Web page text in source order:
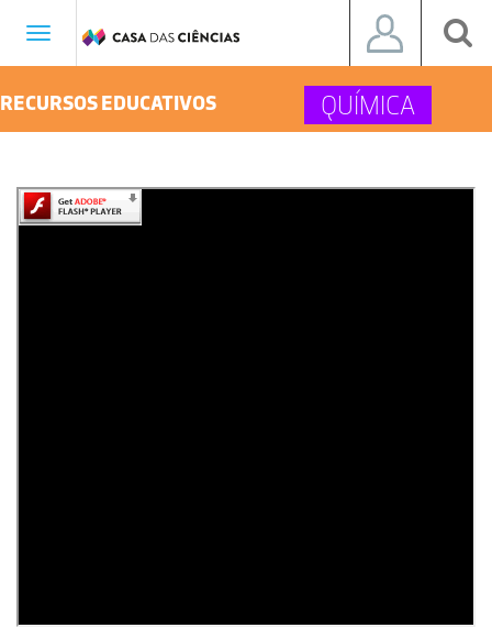
Toggle
RECURSOS EDUCATIVOS QUÍMICA